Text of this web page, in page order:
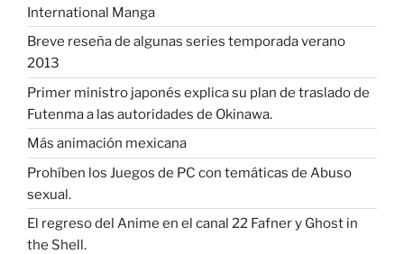
International Manga
Breve reseña de algunas series temporada verano
2013
Primer ministro japonés explica su plan de traslado de
Futenma a las autoridades de Okinawa.
Más animación mexicana
Prohíben los Juegos de PC con temáticas de Abuso
sexual.
El regreso del Anime en el canal 22 Fafner y Ghost in
the Shell.